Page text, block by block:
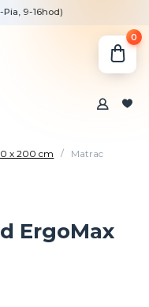
Pia, 9-16hod)
0
x 200 cm
Matrac
ErgoMax